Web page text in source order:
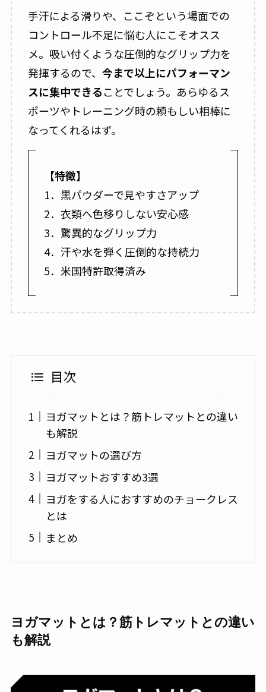
手汗による滑りや、ここぞという場面での
コントロール不足に悩む人にこそオスス
メ。吸い付くような圧倒的なグリップ力を
発揮するので、 今まで以上にパフォーマン
スに集中できることでしょう。あらゆるス
ポーツやトレーニング時の頼もしい相棒に
なってくれるはず。
【特徴】
1．黒パウダーで見やすさアップ
2．衣類へ色移りしない安心感
3．驚異的なグリップ力
4．汗や水を弾く圧倒的な持続力
5．米国特許取得済み
目次
ヨガマットとは？筋トレマットとの違い
も解説
ヨガマットの選び方
ヨガマットおすすめ3選
ヨガをする人におすすめのチョークレス
とは
まとめ
ヨガマットとは？筋トレマットとの違い
も解説